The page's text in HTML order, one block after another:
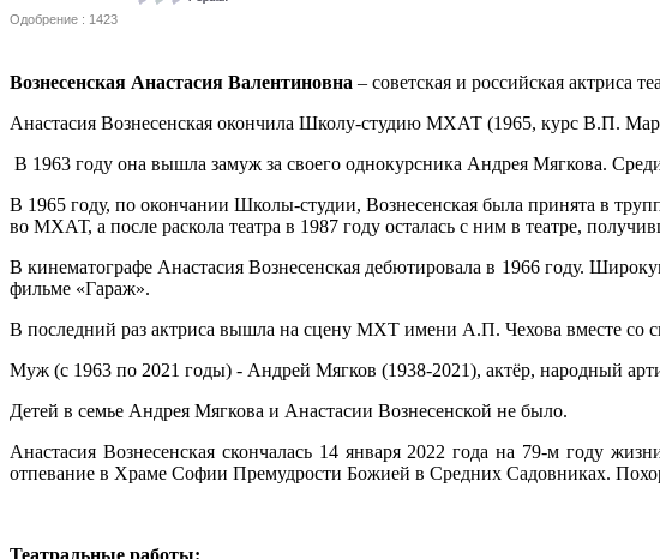
Одобрение : 1423
Вознесенская Анастасия Валентиновна – советская и российская актриса
Анастасия Вознесенская окончила Школу-студию МХАТ (1965, курс В.П.
В 1963 году она вышла замуж за своего однокурсника Андрея Мягкова.
В 1965 году, по окончании Школы-студии, Вознесенская была принята в
во МХАТ, а после раскола театра в 1987 году осталась с ним в театре,
В кинематографе Анастасия Вознесенская дебютировала в 1966 году.
фильме «Гараж».
В последний раз актриса вышла на сцену МХТ имени А.П. Чехова вместе со
Муж (с 1963 по 2021 годы) - Андрей Мягков (1938-2021), актёр, народный
Детей в семье Андрея Мягкова и Анастасии Вознесенской не было.
Анастасия Вознесенская скончалась 14 января 2022 года на 79-м году
отпевание в Храме Софии Премудрости Божией в Средних Садовниках.
Театральные работы: